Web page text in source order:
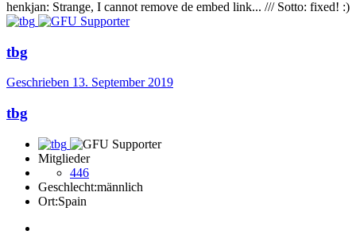
henkjan: Strange, I cannot remove de embed link... /// Sotto: fixed! :)
tbg
Geschrieben 13. September 2019
tbg
Mitglieder
446
Geschlecht:männlich
Ort:Spain